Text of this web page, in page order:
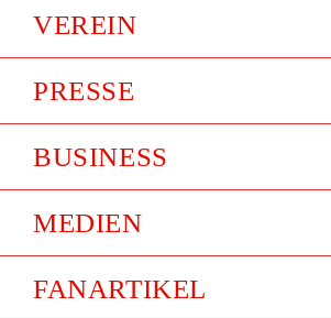
VEREIN
PRESSE
BUSINESS
MEDIEN
FANARTIKEL